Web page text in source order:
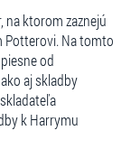
na ktorom zaznejú
Potterovi. Na tomto
od
aj skladby
k Harrymu